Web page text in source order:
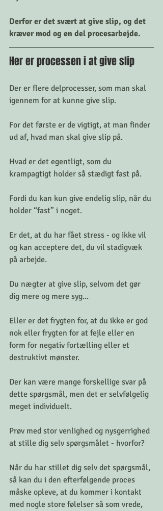
Derfor er det svært at give slip, og det
kræver mod og en del procesarbejde.
Her er processen i at give slip
Der er flere delprocesser, som man skal
igennem for at kunne give slip.
For det første er de vigtigt, at man finder
ud af, hvad man skal give slip på.
Hvad er det egentligt, som du
krampagtigt holder så stædigt fast på.
Fordi du kan kun give endelig slip, når du
holder “fast” i noget.
Er det, at du har fået stress - og ikke vil
og kan acceptere det, du vil stadigvæk
på arbejde.
Du nægter at give slip, selvom det gør
dig mere og mere syg...
Eller er det frygten for, at du ikke er god
nok eller frygten for at fejle eller en
form for negativ fortælling eller et
destruktivt mønster.
Der kan være mange forskellige svar på
dette spørgsmål, men det er selvfølgelig
meget individuelt.
Prøv med stor venlighed og nysgerrighed
at stille dig selv spørgsmålet - hvorfor?
Når du har stillet dig selv det spørgsmål,
så kan du i den efterfølgende proces
måske opleve, at du kommer i kontakt
med nogle store følelser så som vrede,